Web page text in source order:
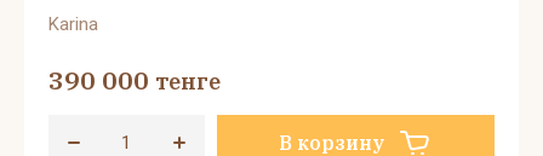
Karina
390 000 тенге
В корзину